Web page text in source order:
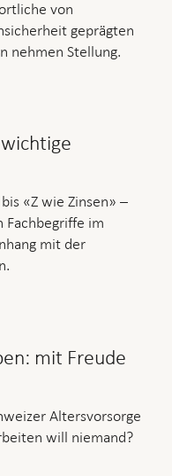
von
geprägten
nehmen Stellung.
«Z wie Zinsen» –
Fachbegriffe im
mit der
mit Freude
Altersvorsorge
will niemand?